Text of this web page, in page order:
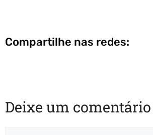
Compartilhe nas redes:
Deixe um comentário